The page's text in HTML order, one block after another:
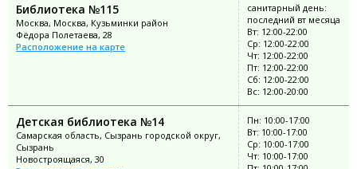
Библиотека №115
Москва, Москва, Кузьминки район
Фёдора Полетаева, 28
Расположение на карте
санитарный день:
последний вт месяца
Вт: 12:00-22:00
Ср: 12:00-22:00
Чт: 12:00-22:00
Пт: 12:00-22:00
Сб: 12:00-22:00
Вс: 12:00-20:00
Детская библиотека №14
Самарская область, Сызрань городской округ,
Сызрань
Новостроящаяся, 30
Пн: 10:00-17:00
Вт: 10:00-17:00
Ср: 10:00-17:00
Чт: 10:00-17:00